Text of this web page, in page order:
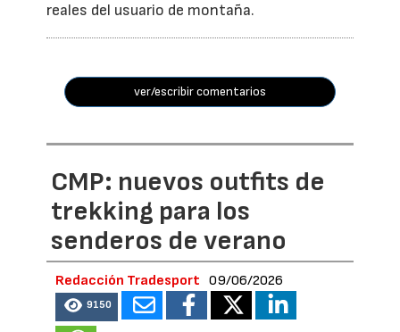
reales del usuario de montaña.
ver/escribir comentarios
CMP: nuevos outfits de
trekking para los
senderos de verano
Redacción Tradesport 09/06/2026
9150